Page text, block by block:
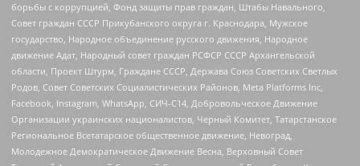
борьбы с коррупцией, Фонд защиты прав граждан, Штабы Навального,
Совет граждан СССР Прикубанского округа г. Краснодара, Мужское
государство, Народное объединение русского движения, Народное
движение Адат, Народный совет граждан РСФСР СССР Архангельской
области, Проект Штурм, Граждане СССР, Держава Союз Советских Светлых
Родов, Совет Советских Социалистических Районов, Meta Platforms Inc,
Facebook, Instagram, WhatsApp, СИЧ-С14, Добровольческое Движение
Организации украинских националистов, Черный Комитет, Татарстанское
Региональное Всетатарское общественное движение, Невоград,
Молодежное Демократическое Движение Весна, Верховный Совет